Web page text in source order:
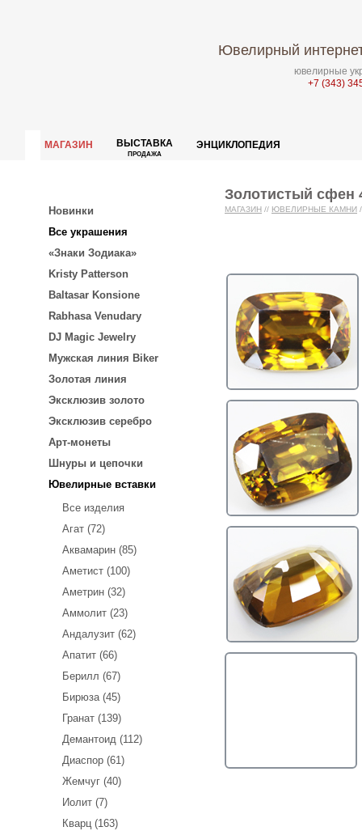
Ювелирный
ювелирные
+7 (343)
МАГАЗИН ВЫСТАВКА
ПРОДАЖА
ЭНЦИКЛОПЕДИЯ
Новинки
Все украшения
«Знаки Зодиака»
Kristy Patterson
Baltasar Konsione
Rabhasa Venudary
DJ Magic Jewelry
Мужская линия Biker
Золотая линия
Эксклюзив золото
Эксклюзив серебро
Арт-монеты
Шнуры и цепочки
Ювелирные вставки
Все изделия
Агат (72)
Аквамарин (85)
Аметист (100)
Аметрин (32)
Аммолит (23)
Андалузит (62)
Апатит (66)
Берилл (67)
Бирюза (45)
Гранат (139)
Демантоид (112)
Диаспор (61)
Жемчуг (40)
Иолит (7)
Кварц (163)
Золотистый сфен
МАГАЗИН // ЮВЕЛИРНЫЕ КАМНИ